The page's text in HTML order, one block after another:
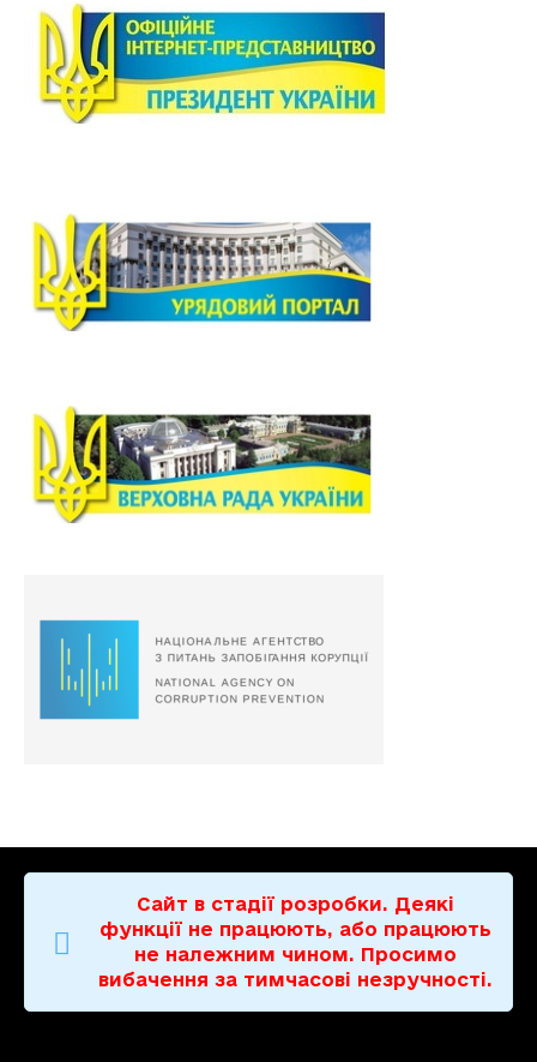
Сайт в стадії розробки. Деякі
функції не працюють, або працюють
не належним чином. Просимо
вибачення за тимчасові незручності.